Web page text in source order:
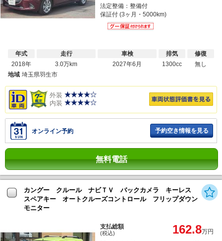
法定整備：整備付
保証付 (3ヶ月・5000km)
年式
2018年
走行
3.0万km
車検
2027年6月
排気
1300cc
修復
無し
地域 埼玉県羽生市
外装
内装
オンライン予約 予約空き情報を見る
無料電話
カングー クルール ナビＴＶ バックカメラ キーレス
スペアキー オートクルーズコントロール フリップダウン
モニター
支払総額
(税込) 162.8万円